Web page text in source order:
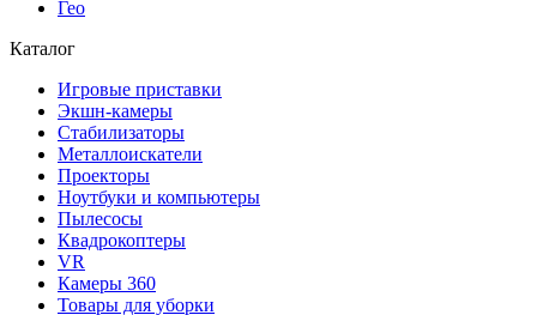
Гео
Каталог
Игровые приставки
Экшн-камеры
Стабилизаторы
Металлоискатели
Проекторы
Ноутбуки и компьютеры
Пылесосы
Квадрокоптеры
VR
Камеры 360
Товары для уборки